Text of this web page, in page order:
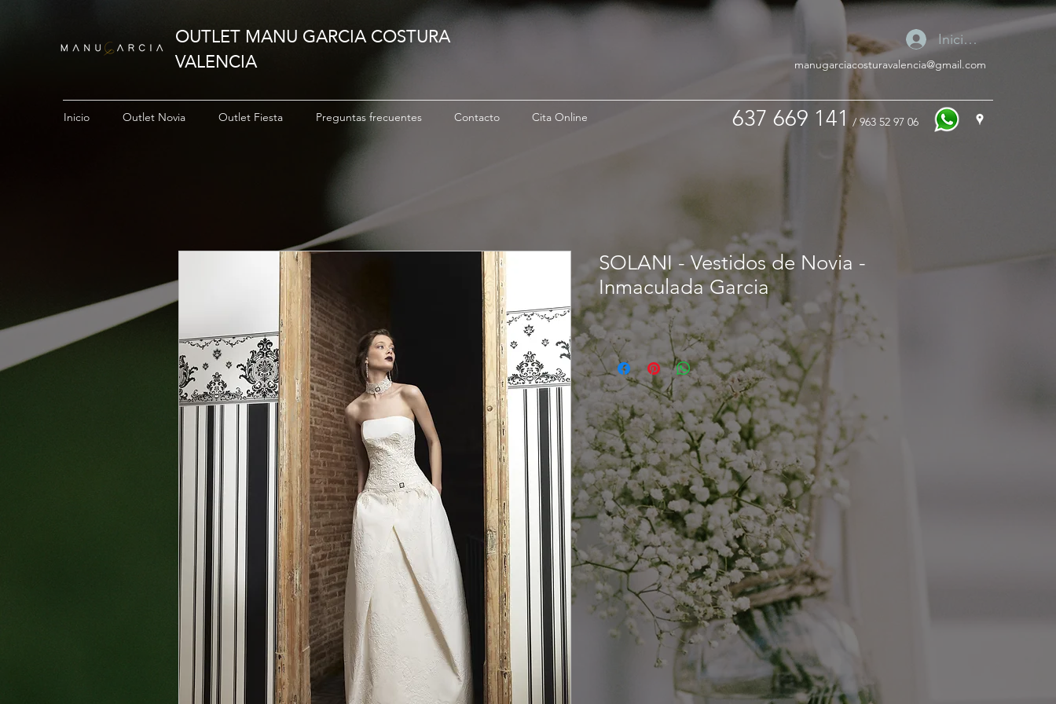
OUTLET MANU GARCIA COSTURA
VALENCIA
Iniciar sesión
manugarciacosturavalencia@gmail.com
Inicio Outlet Novia Outlet Fiesta Preguntas frecuentes Contacto Cita Online 637 669 141 / 963 52 97 06
SOLANI - Vestidos de Novia -
Inmaculada Garcia